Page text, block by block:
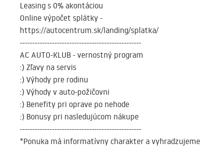
Leasing s 0% akontáciou
Online výpočet splátky -
https://autocentrum.sk/landing/splatka/
-------------------------------------------------
AC AUTO-KLUB - vernostný program
:) Zľavy na servis
:) Výhody pre rodinu
:) Výhody v auto-požičovni
:) Benefity pri oprave po nehode
:) Bonusy pri nasledujúcom nákupe
-------------------------------------------------
*Ponuka má informatívny charakter a vyhradzujeme